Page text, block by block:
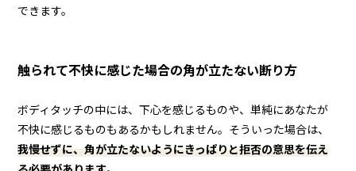
できます。
触られて不快に感じた場合の角が立たない断り方
ボディタッチの中には、下心を感じるものや、単純にあなたが
不快に感じるものもあるかもしれません。そういった場合は、
我慢せずに、角が立たないようにきっぱりと拒否の意思を伝え